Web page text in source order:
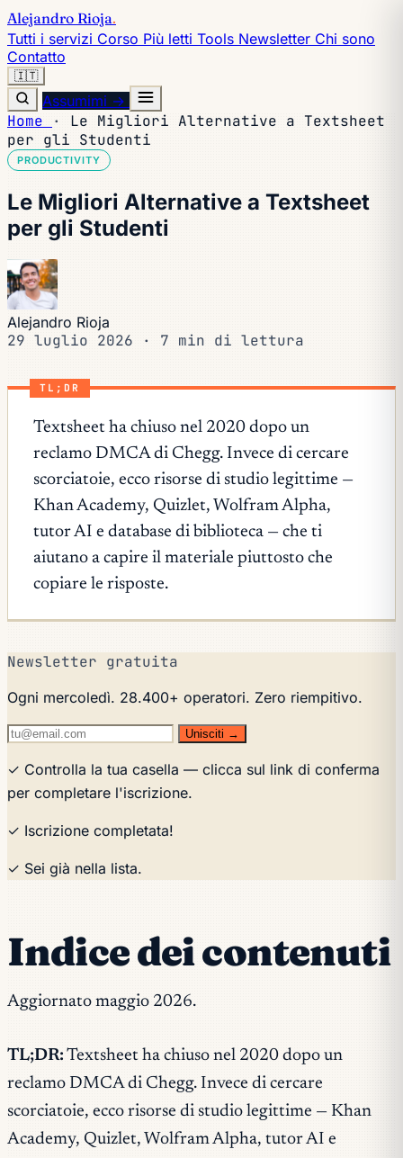
Alejandro Rioja.
Tutti i servizi Corso Più letti Tools Newsletter Chi sono
Contatto
🇮🇹
Assumimi →
Home ·
Le Migliori Alternative a Textsheet
per gli Studenti
PRODUCTIVITY
Le Migliori Alternative a Textsheet
per gli Studenti
Alejandro Rioja
29 luglio 2026 · 7 min di lettura
TL;DR
Textsheet ha chiuso nel 2020 dopo un
reclamo DMCA di Chegg. Invece di cercare
scorciatoie, ecco risorse di studio legittime —
Khan Academy, Quizlet, Wolfram Alpha,
tutor AI e database di biblioteca — che ti
aiutano a capire il materiale piuttosto che
copiare le risposte.
Newsletter gratuita
Ogni mercoledì. 28.400+ operatori. Zero riempitivo.
Unisciti →
✓ Controlla la tua casella — clicca sul link di conferma
per completare l'iscrizione.
✓ Iscrizione completata!
✓ Sei già nella lista.
Indice dei contenuti
Aggiornato maggio 2026.
TL;DR: Textsheet ha chiuso nel 2020 dopo un
reclamo DMCA di Chegg. Invece di cercare
scorciatoie, ecco risorse di studio legittime — Khan
Academy, Quizlet, Wolfram Alpha, tutor AI e